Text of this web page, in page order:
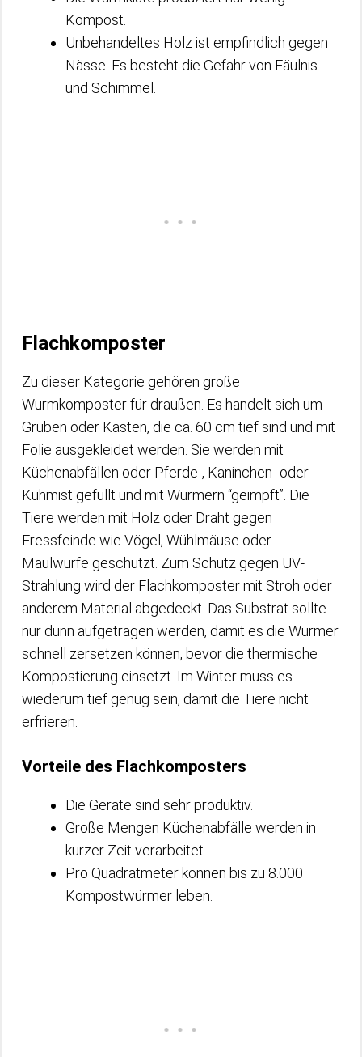
Kompost.
Unbehandeltes Holz ist empfindlich gegen
Nässe. Es besteht die Gefahr von Fäulnis
und Schimmel.
Flachkomposter
Zu dieser Kategorie gehören große
Wurmkomposter für draußen. Es handelt sich um
Gruben oder Kästen, die ca. 60 cm tief sind und mit
Folie ausgekleidet werden. Sie werden mit
Küchenabfällen oder Pferde-, Kaninchen- oder
Kuhmist gefüllt und mit Würmern “geimpft”. Die
Tiere werden mit Holz oder Draht gegen
Fressfeinde wie Vögel, Wühlmäuse oder
Maulwürfe geschützt. Zum Schutz gegen UV-
Strahlung wird der Flachkomposter mit Stroh oder
anderem Material abgedeckt. Das Substrat sollte
nur dünn aufgetragen werden, damit es die Würmer
schnell zersetzen können, bevor die thermische
Kompostierung einsetzt. Im Winter muss es
wiederum tief genug sein, damit die Tiere nicht
erfrieren.
Vorteile des Flachkomposters
Die Geräte sind sehr produktiv.
Große Mengen Küchenabfälle werden in
kurzer Zeit verarbeitet.
Pro Quadratmeter können bis zu 8.000
Kompostwürmer leben.